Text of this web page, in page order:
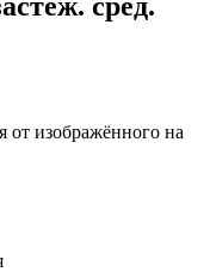
от изображённого на